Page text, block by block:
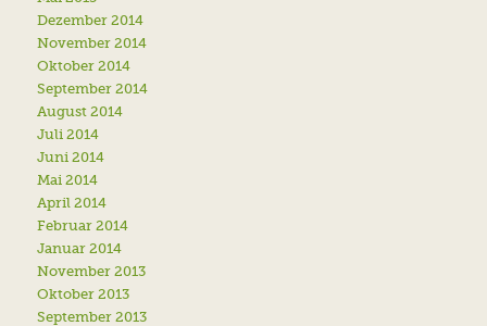
Dezember 2014
November 2014
Oktober 2014
September 2014
August 2014
Juli 2014
Juni 2014
Mai 2014
April 2014
Februar 2014
Januar 2014
November 2013
Oktober 2013
September 2013